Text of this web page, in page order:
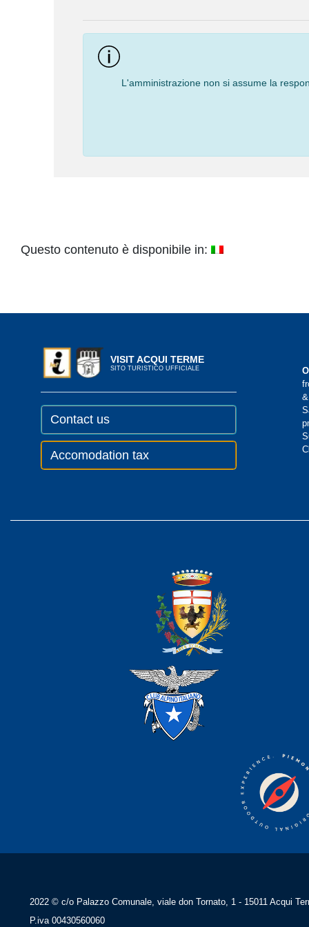
Navigation
L'amministrazione non si assume la
Questo contenuto è disponibile in:
VISIT ACQUI TERME
SITO TURISTICO UFFICIALE
Contact us
Accomodation tax
2022 © c/o Palazzo Comunale, viale don Tornato, 1 - 15011 Acqui
P.iva 00430560060